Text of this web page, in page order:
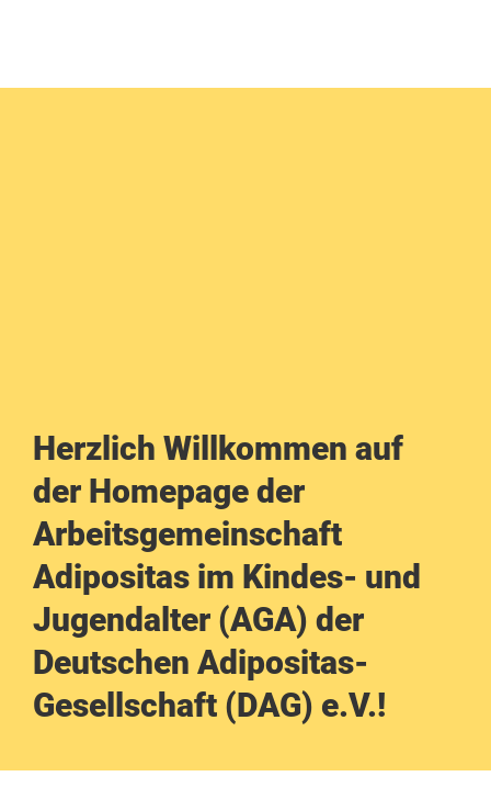
Herzlich Willkommen auf
der Homepage der
Arbeitsgemeinschaft
Adipositas im Kindes- und
Jugendalter (AGA) der
Deutschen Adipositas-
Gesellschaft (DAG) e.V.!